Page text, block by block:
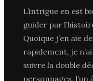
L’intrigue en est
guider par
Quoique j’en aie
rapidement, je
suivre la double
personnages, l’un